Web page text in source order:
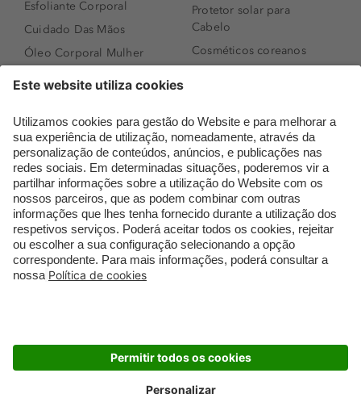
Esfoliante Corporal
Cuidado Das Mãos
Óleo Corporal Mulher
Sérum de Rosto
Body mist & Spray
corporal
Produtos para Cabelo
Homem
Espuma de Limpeza
Facial
Dermocosmética
Protetor solar para
Cabelo
Cosméticos coreanos
Perfumes árabes
Novidades
Melhores Perfumes
Femininos
TOP 10: Perfumes
Masculinos
Pestanas Postiças
Creme Rosto Homem
Embalagens Sustentáveis